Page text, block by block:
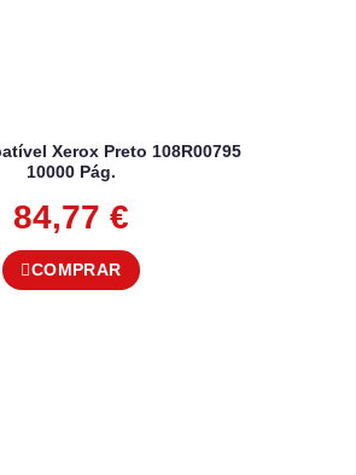
Xerox Preto 108R00795
10000 Pág.
84,77 €
COMPRAR